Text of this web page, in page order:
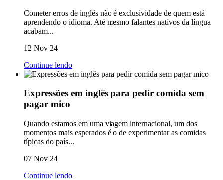
Cometer erros de inglês não é exclusividade de quem está
aprendendo o idioma. Até mesmo falantes nativos da língua
acabam...
12 Nov 24
Continue lendo
Expressões em inglês para pedir comida sem
pagar mico
Quando estamos em uma viagem internacional, um dos
momentos mais esperados é o de experimentar as comidas
típicas do país...
07 Nov 24
Continue lendo